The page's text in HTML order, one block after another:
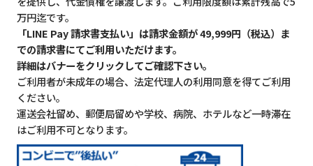
万円迄です。
「LINE Pay 請求書支払い」は請求金額が 49,999円（税込）ま
での請求書にてご利用いただけます。
詳細はバナーをクリックしてご確認下さい。
ご利用者が未成年の場合、法定代理人の利用同意を得てご利用
ください。
運送会社留め、郵便局留めや学校、病院、ホテルなど一時滞在
はご利用不可となります。